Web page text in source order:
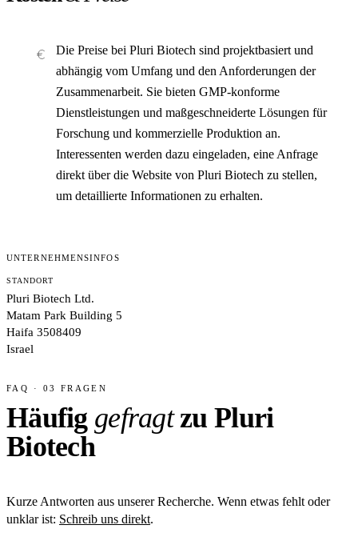
Die Preise bei Pluri Biotech sind projektbasiert und
abhängig vom Umfang und den Anforderungen der
Zusammenarbeit. Sie bieten GMP-konforme
Dienstleistungen und maßgeschneiderte Lösungen für
Forschung und kommerzielle Produktion an.
Interessenten werden dazu eingeladen, eine Anfrage
direkt über die Website von Pluri Biotech zu stellen,
um detaillierte Informationen zu erhalten.
UNTERNEHMENSINFOS
STANDORT
Pluri Biotech Ltd.
Matam Park Building 5
Haifa 3508409
Israel
FAQ · 03 FRAGEN
Häufig gefragtzu Pluri
Biotech
Kurze Antworten aus unserer Recherche. Wenn etwas fehlt oder
unklar ist: Schreib uns direkt.